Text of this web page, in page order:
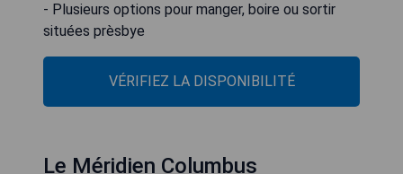
- Plusieurs options pour manger, boire ou sortir
situées prèsbye
VÉRIFIEZ LA DISPONIBILITÉ
Le Méridien Columbus